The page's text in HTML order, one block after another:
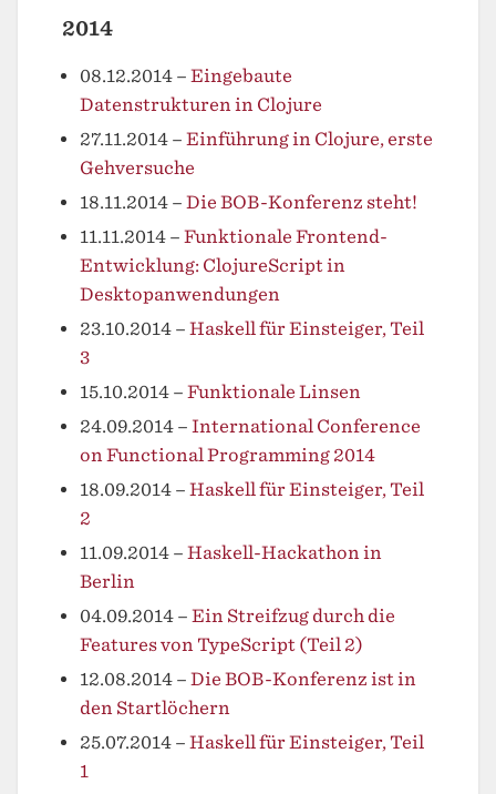
2014
08.12.2014 – Eingebaute
Datenstrukturen in Clojure
27.11.2014 – Einführung in Clojure, erste
Gehversuche
18.11.2014 – Die BOB-Konferenz steht!
11.11.2014 – Funktionale Frontend-
Entwicklung: ClojureScript in
Desktopanwendungen
23.10.2014 – Haskell für Einsteiger, Teil
3
15.10.2014 – Funktionale Linsen
24.09.2014 – International Conference
on Functional Programming 2014
18.09.2014 – Haskell für Einsteiger, Teil
2
11.09.2014 – Haskell-Hackathon in
Berlin
04.09.2014 – Ein Streifzug durch die
Features von TypeScript (Teil 2)
12.08.2014 – Die BOB-Konferenz ist in
den Startlöchern
25.07.2014 – Haskell für Einsteiger, Teil
1